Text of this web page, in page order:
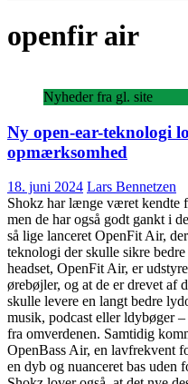
openfir air
Nyheder fra gl. site
Ny open-ear-teknologi
opmærksomhed
18. juni 2024 Lars Bennetzen
Shokz har længe været kendte
men de har også godt gankt i
så lige lanceret OpenFit Air,
teknologi der skulle sikre
headset, OpenFit Air, er
ørebøjler, og at de er drevet af
skulle levere en langt bedre
musik, podcast eller ldybøger
fra omverdenen. Samtidig
OpenBass Air, en lavfrekvent
en dyb og nuanceret bas uden